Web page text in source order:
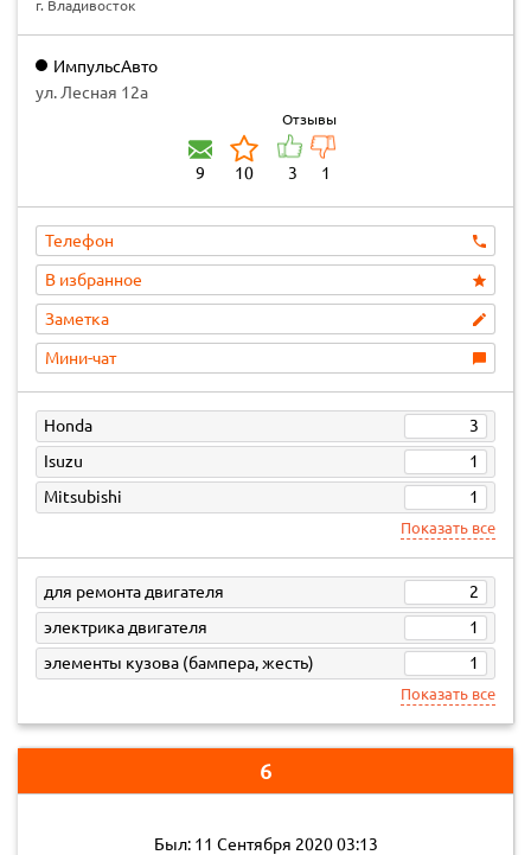
г. Владивосток
ИмпульсАвто
ул. Лесная 12а
9 10
Отзывы
3 1
Телефон
В избранное
Заметка
Мини-чат
Honda
3
Isuzu
1
Mitsubishi
1
Показать все
для ремонта двигателя
2
электрика двигателя
1
элементы кузова (бампера, жесть)
1
Показать все
6
Был: 11 Сентября 2020 03:13